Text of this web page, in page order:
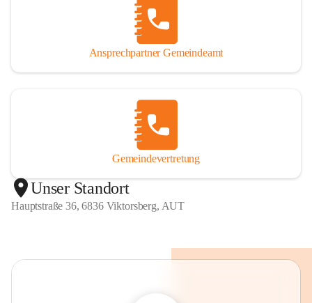
Ansprechpartner Gemeindeamt
Gemeindevertretung
Unser Standort
Hauptstraße 36, 6836 Viktorsberg, AUT